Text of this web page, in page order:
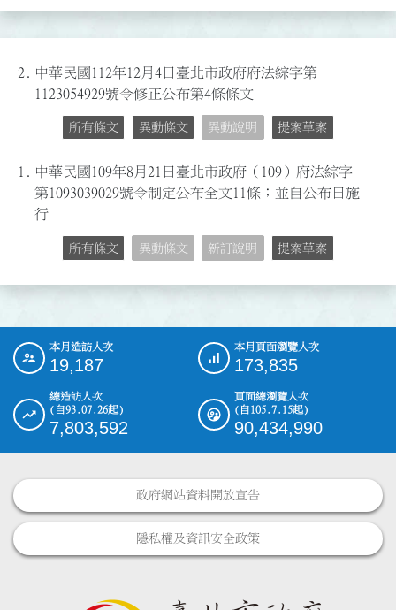
2.
中華民國112年12月4日臺北市政府府法綜字第
1123054929號令修正公布第4條條文
所有條文 異動條文 異動說明 提案草案
1. 中華民國109年8月21日臺北市政府（109）府法綜字
第1093039029號令制定公布全文11條；並自公布日施
行
所有條文 異動條文 新訂說明 提案草案
::: 本月造訪人次
19,187
本月頁面瀏覽人次
173,835
總造訪人次
(自93.07.26起)
7,803,592
頁面總瀏覽人次
(自105.7.15起)
90,434,990
政府網站資料開放宣告
隱私權及資訊安全政策